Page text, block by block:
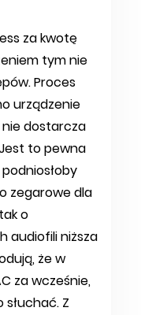
za kwotę
tym nie
Proces
urządzenie
dostarcza
to pewna
zegarowe dla
o
audiofili niższa
że w
za wcześnie,
Z